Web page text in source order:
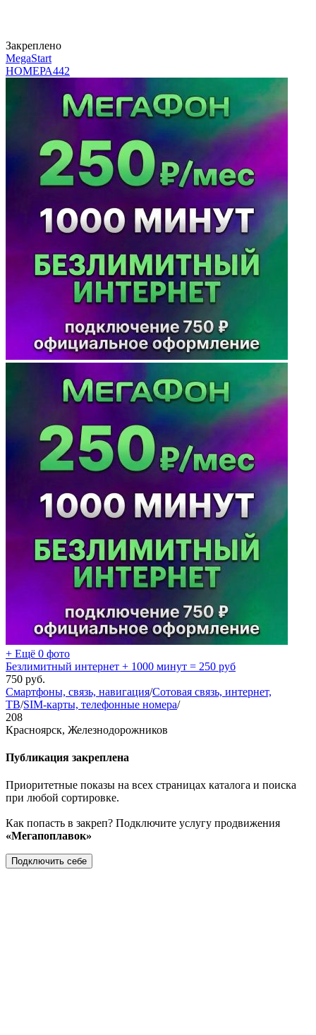
Закреплено
MegaStart
НОМЕРА442
+ Ещё 0 фото
Безлимитный интернет + 1000 минут = 250 руб
750 руб.
Смартфоны, связь, навигация/Сотовая связь, интернет,
ТВ/SIM-карты, телефонные номера/
208
Красноярск, Железнодорожников
Публикация закреплена
Приоритетные показы на всех страницах каталога и поиска
при любой сортировке.
Как попасть в закреп? Подключите услугу продвижения
«Мегапоплавок»
Подключить себе